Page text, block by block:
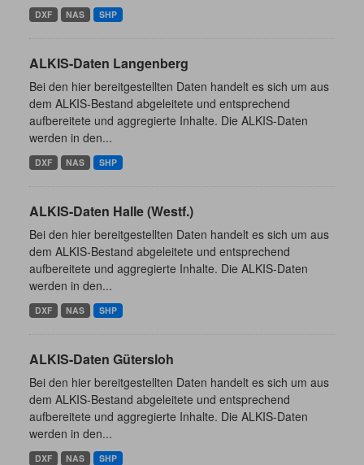
DXF NAS SHP
ALKIS-Daten Langenberg
Bei den hier bereitgestellten Daten handelt es sich um aus
dem ALKIS-Bestand abgeleitete und entsprechend
aufbereitete und aggregierte Inhalte. Die ALKIS-Daten
werden in den...
DXF NAS SHP
ALKIS-Daten Halle (Westf.)
Bei den hier bereitgestellten Daten handelt es sich um aus
dem ALKIS-Bestand abgeleitete und entsprechend
aufbereitete und aggregierte Inhalte. Die ALKIS-Daten
werden in den...
DXF NAS SHP
ALKIS-Daten Gütersloh
Bei den hier bereitgestellten Daten handelt es sich um aus
dem ALKIS-Bestand abgeleitete und entsprechend
aufbereitete und aggregierte Inhalte. Die ALKIS-Daten
werden in den...
DXF NAS SHP